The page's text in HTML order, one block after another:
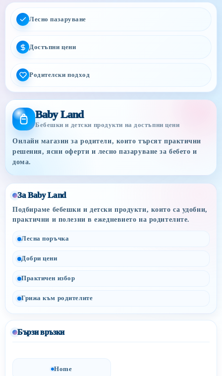
Лесно пазаруване
Достъпни цени
Родителски подход
Baby Land
Бебешки и детски продукти на достъпни цени
Онлайн магазин за родители, които търсят практични
решения, ясни оферти и лесно пазаруване за бебето и
дома.
За Baby Land
Подбираме бебешки и детски продукти, които са удобни,
практични и полезни в ежедневието на родителите.
Лесна поръчка
Добри цени
Практичен избор
Грижа към родителите
Бързи връзки
Home